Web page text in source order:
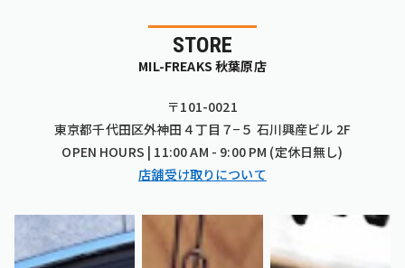
STORE
MIL-FREAKS 秋葉原店
〒101-0021
東京都千代田区外神田４丁目７−５ 石川興産ビル 2F
OPEN HOURS | 11:00 AM - 9:00 PM (定休日無し)
店舗受け取りについて